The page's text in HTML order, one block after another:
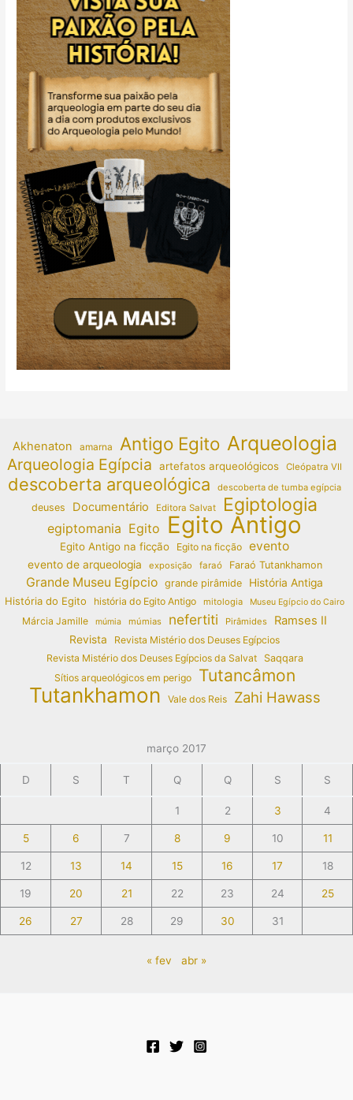
Akhenaton amarna Antigo Egito Arqueologia
Arqueologia Egípcia artefatos arqueológicos Cleópatra VII
descoberta arqueológica descoberta de tumba egípcia
deuses Documentário Editora Salvat Egiptologia
egiptomania Egito Egito Antigo
Egito Antigo na ficção Egito na ficção evento
evento de arqueologia exposição faraó Faraó Tutankhamon
Grande Museu Egípcio grande pirâmide
História Antiga
História do Egito
história do Egito Antigo mitologia Museu Egípcio do Cairo
Márcia Jamille múmia múmias nefertiti Pirâmides Ramses II
Revista
Revista Mistério dos Deuses Egípcios
Revista Mistério dos Deuses Egípcios da Salvat
Saqqara
Sítios arqueológicos em perigo
Tutancâmon
Tutankhamon Vale dos Reis Zahi Hawass
março 2017
D S T Q Q S S
1 2 3 4
5 6 7 8 9 10 11
12 13 14 15 16 17 18
19 20 21 22 23 24 25
26 27 28 29 30 31
« fev abr »